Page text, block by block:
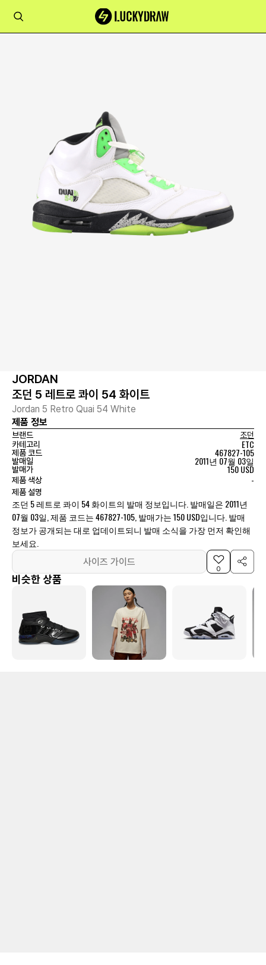
JORDAN
조던 5 레트로 콰이 54 화이트
Jordan 5 Retro Quai 54 White
제품 정보
브랜드
조던
카테고리
ETC
제품 코드 467827-105
발매일 2011년 07월 03일
발매가 150 USD
제품 색상 -
제품 설명
조던 5 레트로 콰이 54 화이트의 발매 정보입니다. 발매일은 2011년
07월 03일, 제품 코드는 467827-105, 발매가는 150 USD입니다. 발매
정보가 공개되는 대로 업데이트되니 발매 소식을 가장 먼저 확인해
보세요.
사이즈 가이드
0
비슷한 상품